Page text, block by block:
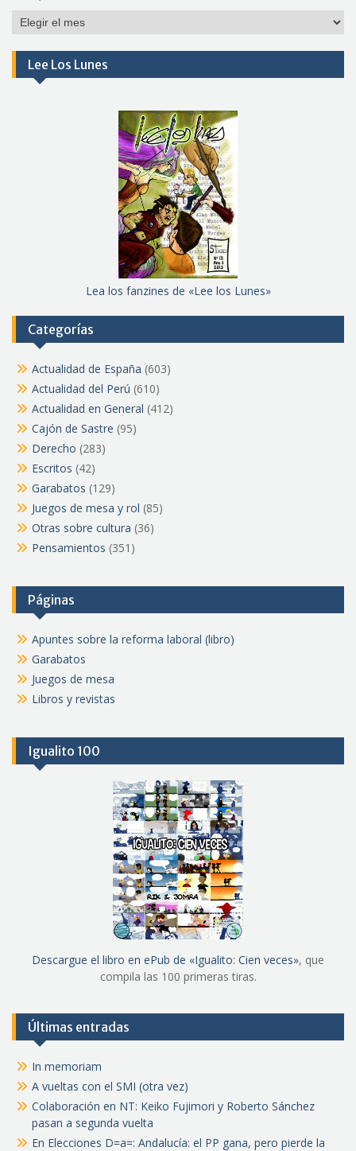
Por
Lee Los Lunes
Lea los fanzines de «Lee los Lunes»
Categorías
Actualidad de España (603)
Actualidad del Perú (610)
Actualidad en General (412)
Cajón de Sastre (95)
Derecho (283)
Escritos (42)
Garabatos (129)
Juegos de mesa y rol (85)
Otras sobre cultura (36)
Pensamientos (351)
Páginas
Apuntes sobre la reforma laboral (libro)
Garabatos
Juegos de mesa
Libros y revistas
Igualito 100
Descargue el libro en ePub de «Igualito: Cien veces», que
compila las 100 primeras tiras.
Últimas entradas
In memoriam
A vueltas con el SMI (otra vez)
Colaboración en NT: Keiko Fujimori y Roberto Sánchez
pasan a segunda vuelta
En Elecciones D=a=: Andalucía: el PP gana, pero pierde la